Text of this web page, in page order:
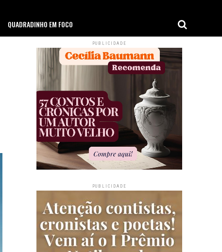
QUADRADINHO EM FOCO
PUBLICIDADE
PUBLICIDADE